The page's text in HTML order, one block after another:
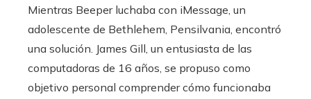
Mientras Beeper luchaba con iMessage, un
adolescente de Bethlehem, Pensilvania, encontró
una solución. James Gill, un entusiasta de las
computadoras de 16 años, se propuso como
objetivo personal comprender cómo funcionaba